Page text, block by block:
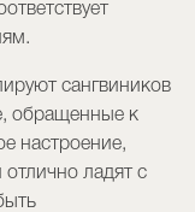
сангвиников
обращенные к
настроение,
ладят с